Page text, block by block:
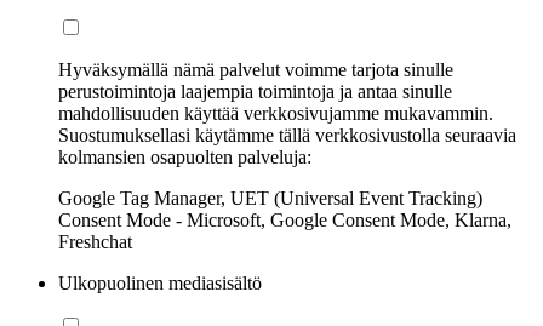
Hyväksymällä nämä palvelut voimme tarjota sinulle
perustoimintoja laajempia toimintoja ja antaa sinulle
mahdollisuuden käyttää verkkosivujamme mukavammin.
Suostumuksellasi käytämme tällä verkkosivustolla seuraavia
kolmansien osapuolten palveluja:
Google Tag Manager, UET (Universal Event Tracking)
Consent Mode - Microsoft, Google Consent Mode, Klarna,
Freshchat
Ulkopuolinen mediasisältö